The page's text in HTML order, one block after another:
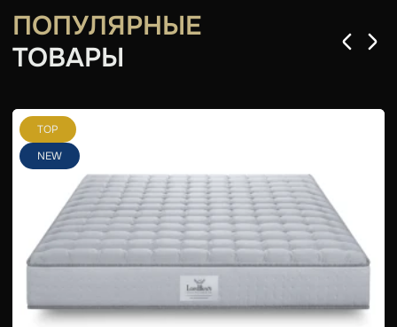
ПОПУЛЯРНЫЕ
ТОВАРЫ
TOP
NEW